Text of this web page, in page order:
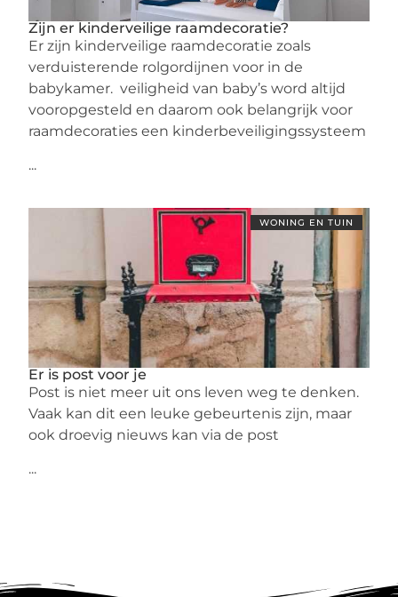
Zijn er kinderveilige raamdecoratie?
Er zijn kinderveilige raamdecoratie zoals
verduisterende rolgordijnen voor in de
babykamer. veiligheid van baby’s word altijd
vooropgesteld en daarom ook belangrijk voor
raamdecoraties een kinderbeveiligingssysteem
...
WONING EN TUIN
Er is post voor je
Post is niet meer uit ons leven weg te denken.
Vaak kan dit een leuke gebeurtenis zijn, maar
ook droevig nieuws kan via de post
...